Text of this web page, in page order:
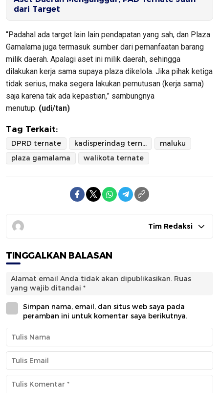
dari Target
“Padahal ada target lain lain pendapatan yang sah, dan Plaza
Gamalama juga termasuk sumber dari pemanfaatan barang
milik daerah. Apalagi aset ini milik daerah, sehingga
dilakukan kerja sama supaya plaza dikelola. Jika pihak ketiga
tidak serius, maka segera lakukan pemutusan (kerja sama)
saja karena tak ada kepastian,” sambungnya
menutup. (udi/tan)
Tag Terkait:
DPRD ternate kadisperindag ternate
maluku
plaza gamalama
walikota ternate
Tim Redaksi
TINGGALKAN BALASAN
Alamat email Anda tidak akan dipublikasikan. Ruas
yang wajib ditandai *
Simpan nama, email, dan situs web saya pada
peramban ini untuk komentar saya berikutnya.